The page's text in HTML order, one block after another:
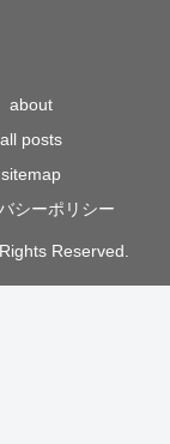
about
all posts
sitemap
シーポリシー
Reserved.